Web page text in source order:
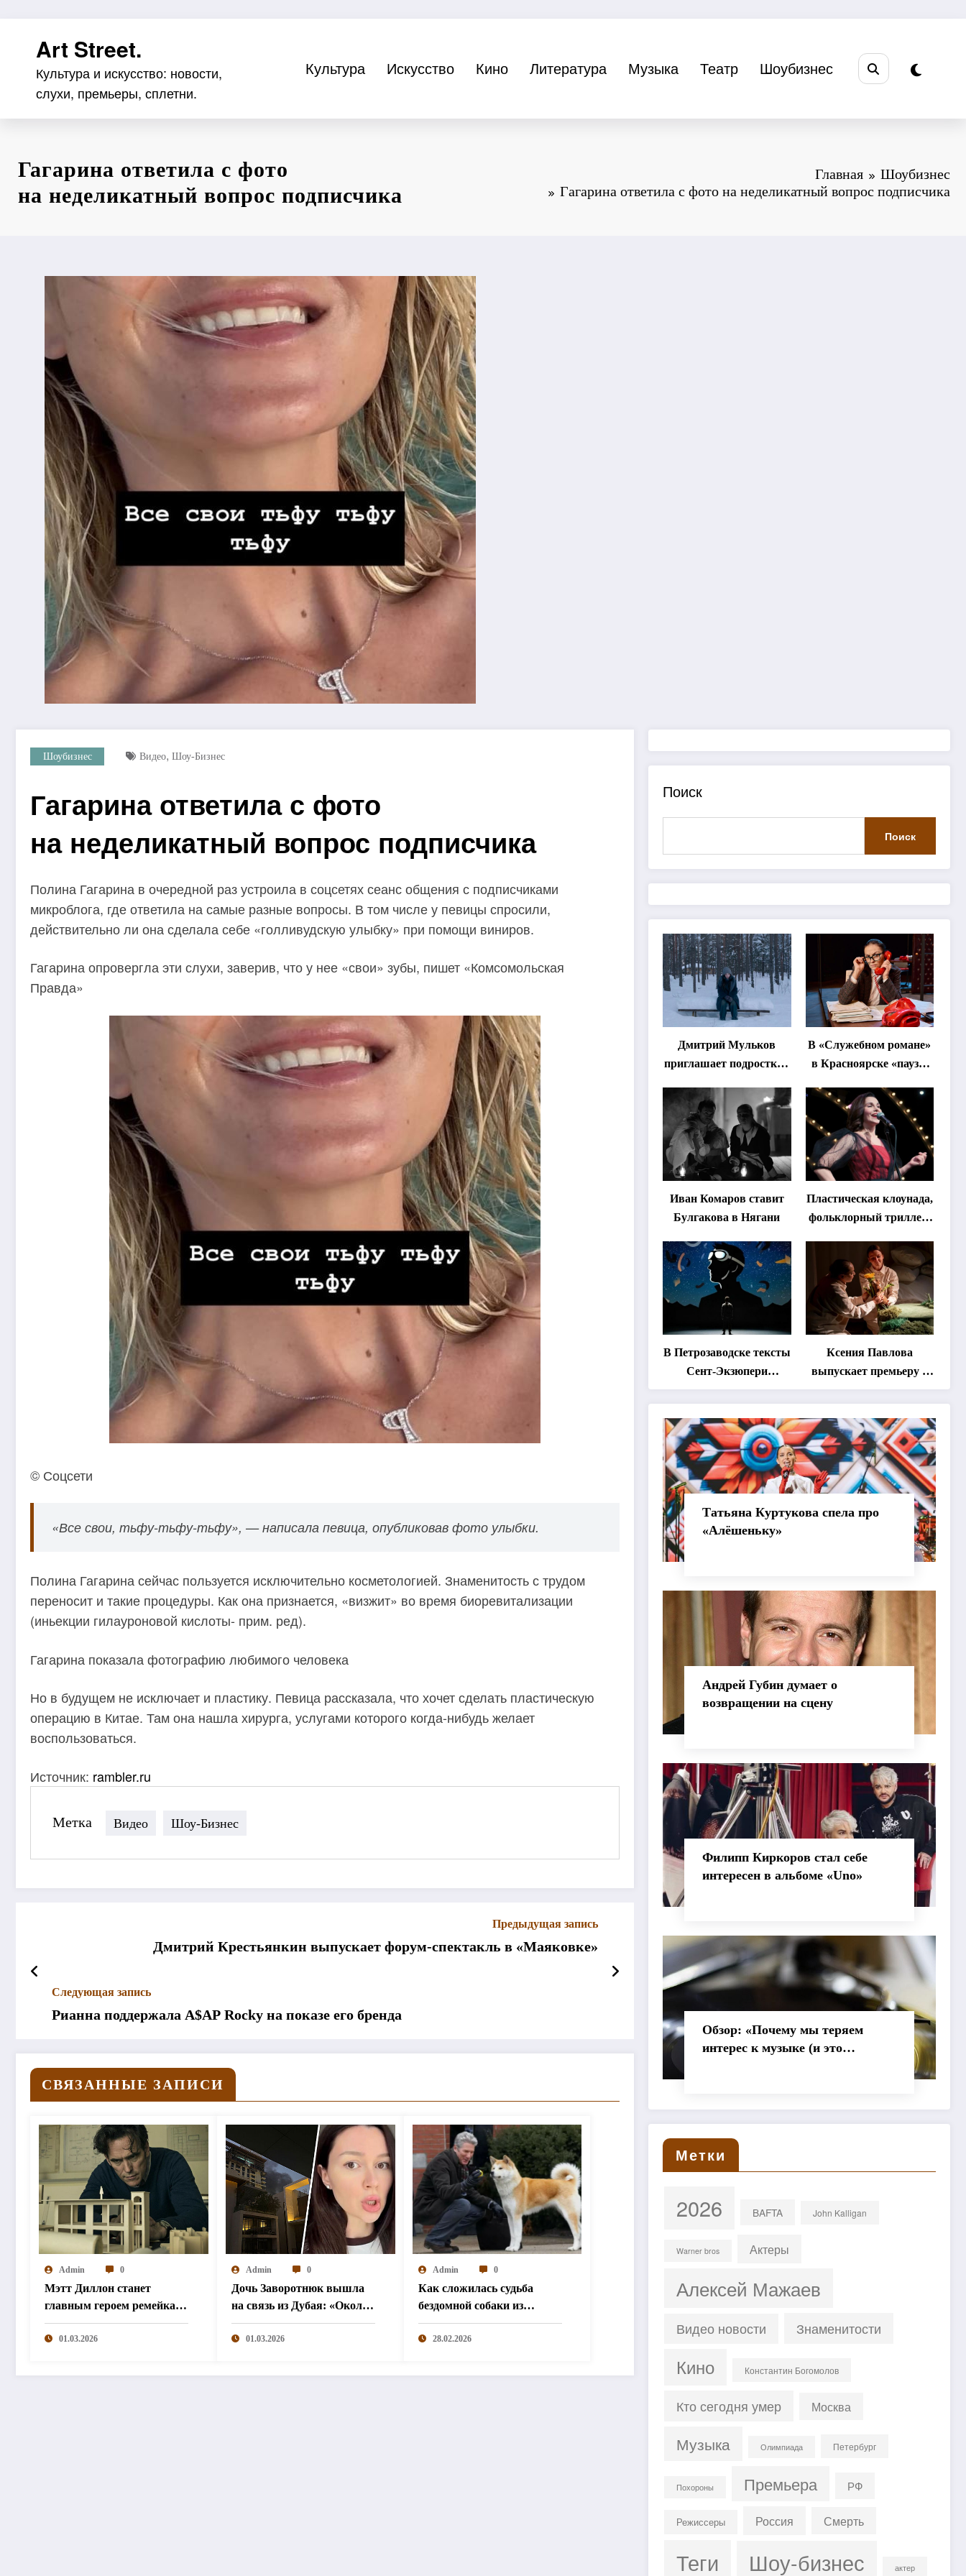
содержимомуArt Street.
Культура и искусство: новости,
слухи, премьеры, сплетни.
Культура Искусство Кино Литература Музыка Театр Шоубизнес
Гагарина ответила с фото
на неделикатный вопрос подписчика
Главная
Шоубизнес
Гагарина ответила с фото на неделикатный вопрос подписчика
Шоубизнес Видео, Шоу-Бизнес
Гагарина ответила с фото
на неделикатный вопрос подписчика
Полина Гагарина в очередной раз устроила в соцсетях сеанс общения с подписчиками
микроблога, где ответила на самые разные вопросы. В том числе у певицы спросили,
действительно ли она сделала себе «голливудскую улыбку» при помощи виниров.
Гагарина опровергла эти слухи, заверив, что у нее «свои» зубы, пишет «Комсомольская
Правда»
© Соцсети
«Все свои, тьфу-тьфу-тьфу», — написала певица, опубликовав фото улыбки.
Полина Гагарина сейчас пользуется исключительно косметологией. Знаменитость с трудом
переносит и такие процедуры. Как она признается, «визжит» во время биоревитализации
(иньекции гилауроновой кислоты- прим. ред).
Гагарина показала фотографию любимого человека
Но в будущем не исключает и пластику. Певица рассказала, что хочет сделать пластическую
операцию в Китае. Там она нашла хирурга, услугами которого когда-нибудь желает
воспользоваться.
Источник: rambler.ru
Метка Видео Шоу-Бизнес
Предыдущая запись
Дмитрий Крестьянкин выпускает форум-спектакль в «Маяковке»
Следующая запись
Рианна поддержала A$AP Rocky на показе его бренда
СВЯЗАННЫЕ ЗАПИСИ
Admin 0
Мэтт Диллон станет
главным героем ремейка
«Великолепной семерки»
01.03.2026
Admin 0
Дочь Заворотнюк вышла
на связь из Дубая: «Около
дома взрыв»
01.03.2026
Admin 0
Как сложилась судьба
бездомной собаки из
«Додо»
28.02.2026
Поиск
Поиск
Дмитрий Мульков
приглашает подростков
«спектакль-
солостальгию»
В «Служебном романе»
в Красноярске «паузы
Иван Комаров ставит
Булгакова в Нягани
Пластическая клоунада,
фольклорный триллер,
Что покажут на втором
этапе фестиваля
«Монокль»
В Петрозаводске тексты
Сент-Экзюпери
переведут на язык
хореографии
Ксения Павлова
выпускает премьеру о
дружбе сурка и
Татьяна Куртукова спела про
«Алёшеньку»
Андрей Губин думает о
возвращении на сцену
Филипп Киркоров стал себе
интересен в альбоме «Uno»
Обзор: «Почему мы теряем
интерес к музыке (и это
Метки
2026 BAFTA John Kalligan
Warner bros Актеры
Алексей Мажаев
Видео новости Знаменитости
Кино Константин Богомолов
Кто сегодня умер Москва
Музыка Олимпиада Петербург
Похороны Премьера РФ
Режиссеры Россия Смерть
Теги Шоу-бизнес актер